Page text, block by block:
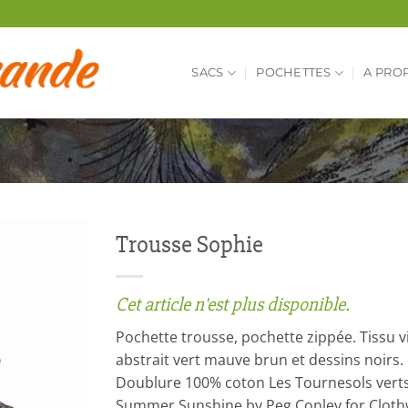
SACS POCHETTES A
Trousse Sophie
Cet article n'est plus disponible.
Pochette trousse, pochette zippée. Tissu
abstrait vert mauve brun et dessins noirs.
Doublure 100% coton Les Tournesols